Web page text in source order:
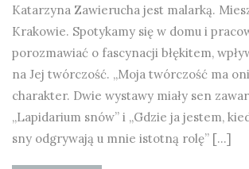
Katarzyna Zawierucha jest malarką.
Krakowie. Spotykamy się w domu i
porozmawiać o fascynacji błękitem,
na Jej twórczość. „Moja twórczość ma
charakter. Dwie wystawy miały sen
„Lapidarium snów” i „Gdzie ja jestem,
sny odgrywają u mnie istotną rolę” […]